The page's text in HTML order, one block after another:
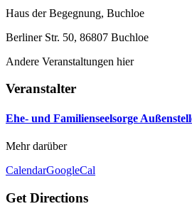
Haus der Begegnung, Buchloe
Berliner Str. 50, 86807 Buchloe
Andere Veranstaltungen hier
Veranstalter
Ehe- und Familienseelsorge
Mehr darüber
CalendarGoogleCal
Get Directions